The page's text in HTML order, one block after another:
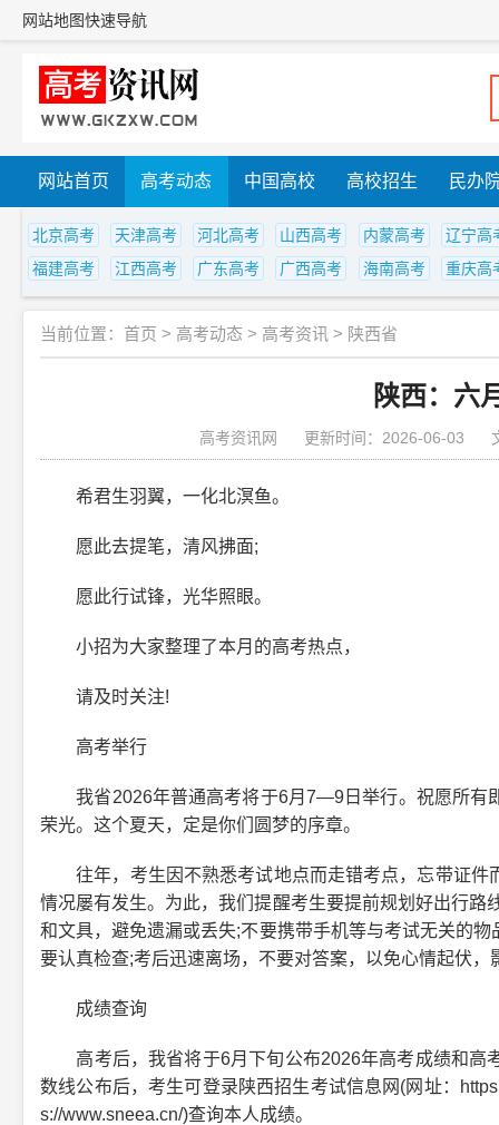
网站地图快速导航
网站首页 高考动态 中国高校 高校招生 民办
北京高考 天津高考 河北高考 山西高考 内蒙高考
辽宁高
福建高考
江西高考 广东高考 广西高考 海南高考 重庆高
当前位置： 首页 > 高考动态 > 高考资讯 > 陕西省
陕西：六
高考资讯网 更新时间：2026-06-03
希君生羽翼，一化北溟鱼。
愿此去提笔，清风拂面;
愿此行试锋，光华照眼。
小招为大家整理了本月的高考热点，
请及时关注!
高考举行
我省2026年普通高考将于6月7—9日举行。祝愿所有
荣光。这个夏天，定是你们圆梦的序章。
往年，考生因不熟悉考试地点而走错考点，忘带证件
情况屡有发生。为此，我们提醒考生要提前规划好出行
和文具，避免遗漏或丢失;不要携带手机等与考试无关的
要认真检查;考后迅速离场，不要对答案，以免心情起伏，
成绩查询
高考后，我省将于6月下旬公布2026年高考成绩和高
数线公布后，考生可登录陕西招生考试信息网(网址：
s://www.sneea.cn/)查询本人成绩。